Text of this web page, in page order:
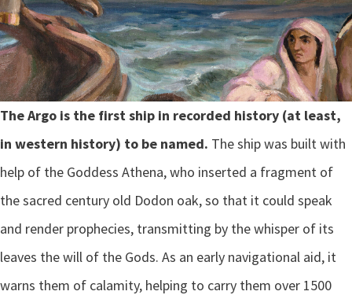
The Argo is the first ship in recorded history (at least,
in western history) to be named. The ship was built with
help of the Goddess Athena, who inserted a fragment of
the sacred century old Dodon oak, so that it could speak
and render prophecies, transmitting by the whisper of its
leaves the will of the Gods. As an early navigational aid, it
warns them of calamity, helping to carry them over 1500